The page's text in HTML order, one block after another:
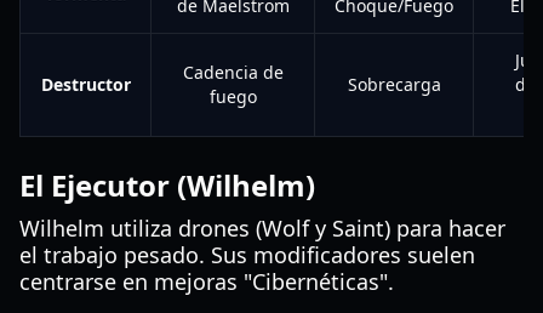
de Maelstrom
Choque/Fuego
Destructor
Cadencia de
fuego
Sobrecarga
El Ejecutor (Wilhelm)
Wilhelm utiliza drones (Wolf y Saint) para hacer
el trabajo pesado. Sus modificadores suelen
centrarse en mejoras "Cibernéticas".